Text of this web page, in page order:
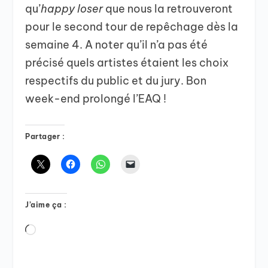
qu’happy loserque nous la retrouveront
pour le second tour de repêchage dès la
semaine 4. A noter qu’il n’a pas été
précisé quels artistes étaient les choix
respectifs du public et du jury. Bon
week-end prolongé l’EAQ !
Partager :
J’aime ça :
Chargement…